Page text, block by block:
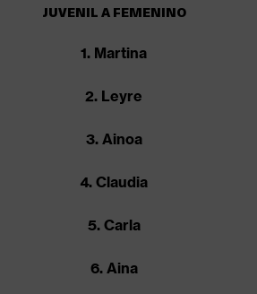
JUVENIL A FEMENINO
1. Martina
2. Leyre
3. Ainoa
4. Claudia
5. Carla
6. Aina